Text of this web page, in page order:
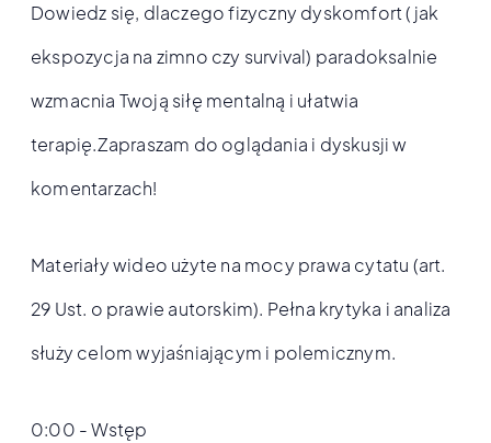
Dowiedz się, dlaczego fizyczny dyskomfort (jak
ekspozycja na zimno czy survival) paradoksalnie
wzmacnia Twoją siłę mentalną i ułatwia
terapię.Zapraszam do oglądania i dyskusji w
komentarzach!
Materiały wideo użyte na mocy prawa cytatu (art.
29 Ust. o prawie autorskim). Pełna krytyka i analiza
służy celom wyjaśniającym i polemicznym.
0:00 - Wstęp